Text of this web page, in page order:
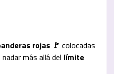
rojas 🚩 colocadas
más allá del límite